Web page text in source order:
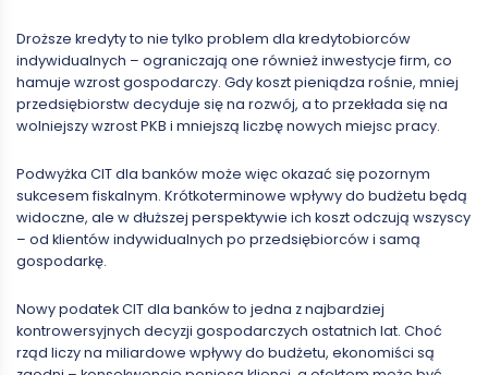
Droższe kredyty to nie tylko problem dla kredytobiorców
indywidualnych – ograniczają one również inwestycje firm, co
hamuje wzrost gospodarczy. Gdy koszt pieniądza rośnie, mniej
przedsiębiorstw decyduje się na rozwój, a to przekłada się na
wolniejszy wzrost PKB i mniejszą liczbę nowych miejsc pracy.
Podwyżka CIT dla banków może więc okazać się pozornym
sukcesem fiskalnym. Krótkoterminowe wpływy do budżetu będą
widoczne, ale w dłuższej perspektywie ich koszt odczują wszyscy
– od klientów indywidualnych po przedsiębiorców i samą
gospodarkę.
Nowy podatek CIT dla banków to jedna z najbardziej
kontrowersyjnych decyzji gospodarczych ostatnich lat. Choć
rząd liczy na miliardowe wpływy do budżetu, ekonomiści są